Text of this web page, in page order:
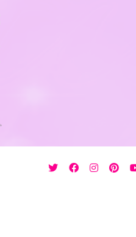
twitterfacebook